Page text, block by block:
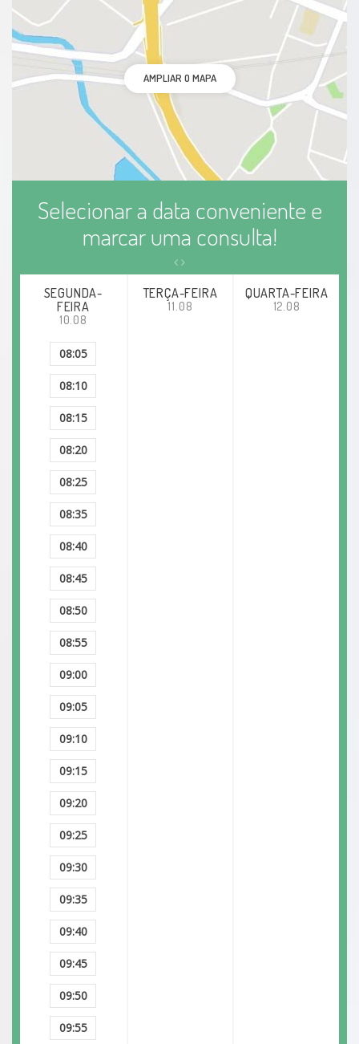
AMPLIAR O MAPA
Selecionar a data conveniente e
marcar uma consulta!
SEGUNDA-
FEIRA
10.08
08:05
08:10
08:15
08:20
08:25
08:35
08:40
08:45
08:50
08:55
09:00
09:05
09:10
09:15
09:20
09:25
09:30
09:35
09:40
09:45
09:50
09:55
TERÇA-FEIRA
11.08
QUARTA-FEIRA
12.08